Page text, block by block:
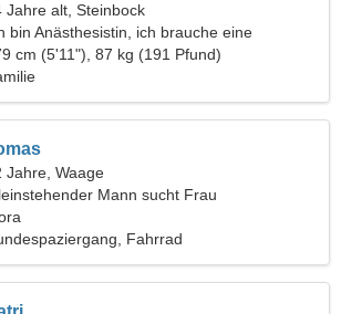
Jahre alt, Steinbock
bin Anästhesistin, ich brauche eine
Frau
cm (5'11"), 87 kg (191 Pfund)
Jahre, Waage
Mann sucht Frau
Fahrrad